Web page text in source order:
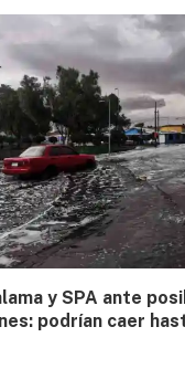
y SPA ante
podrían caer